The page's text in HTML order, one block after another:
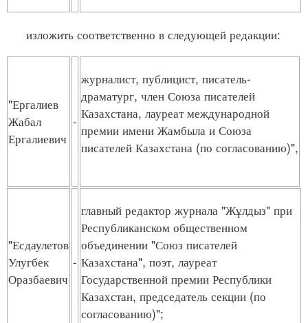
изложить соответственно в следующей редакции:
"Ергалиев
Жабал
Ергалиевич
-
журналист, публицист, писатель-
драматург, член Союза писателей
Казахстана, лауреат международной
премии имени Жамбыла и Союза
писателей Казахстана (по согласованию)",
"Есдаулетов
Улугбек
Оразбаевич
-
главный редактор журнала "Жұлдыз" при
Республиканском общественном
объединении "Союз писателей
Казахстана", поэт, лауреат
Государственной премии Республики
Казахстан, председатель секции (по
согласованию)";